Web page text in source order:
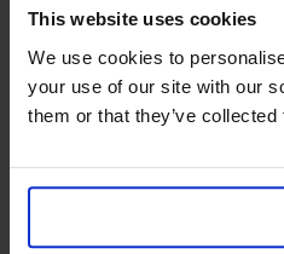
This website uses cookies
We use cookies to
your use of our site with our
them or that they’ve